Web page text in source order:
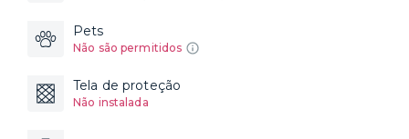
Pets
Não são permitidos
Tela de proteção
Não instalada